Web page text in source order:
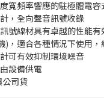
寬頻率響應的駐極體電容
，全向聲音訊號收錄
號線材具有卓越的性能有
)，適合各種情況下使用，
可有效抑制環境噪音
設備供電
公司貨